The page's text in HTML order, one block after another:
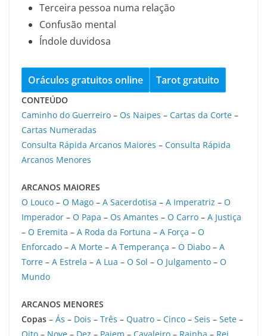
Terceira pessoa numa relação
Confusão mental
Índole duvidosa
Oráculos gratuitos online Tarot gratuito
CONTEÚDO
Caminho do Guerreiro – Os Naipes – Cartas da Corte –
Cartas Numeradas
Consulta Rápida Arcanos Maiores – Consulta Rápida
Arcanos Menores
ARCANOS MAIORES
O Louco – O Mago – A Sacerdotisa – A Imperatriz – O
Imperador – O Papa – Os Amantes – O Carro – A Justiça
– O Eremita – A Roda da Fortuna – A Força – O
Enforcado – A Morte – A Temperança – O Diabo – A
Torre – A Estrela – A Lua – O Sol – O Julgamento – O
Mundo
ARCANOS MENORES
Copas – Ás – Dois – Três – Quatro – Cinco – Seis – Sete –